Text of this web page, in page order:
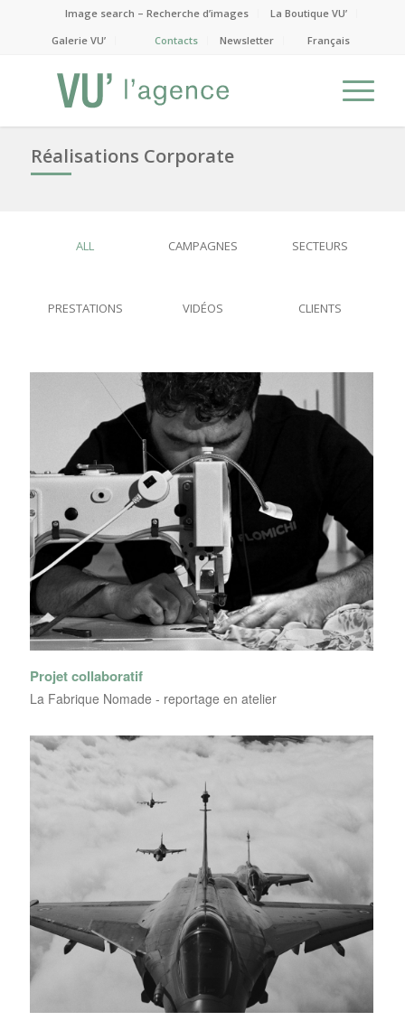
Image search – Recherche d’images
La Boutique VU’
Galerie VU’
Contacts Newsletter Français
Réalisations Corporate
ALL CAMPAGNES SECTEURS
PRESTATIONS VIDÉOS CLIENTS
Projet collaboratif
La Fabrique Nomade - reportage en atelier